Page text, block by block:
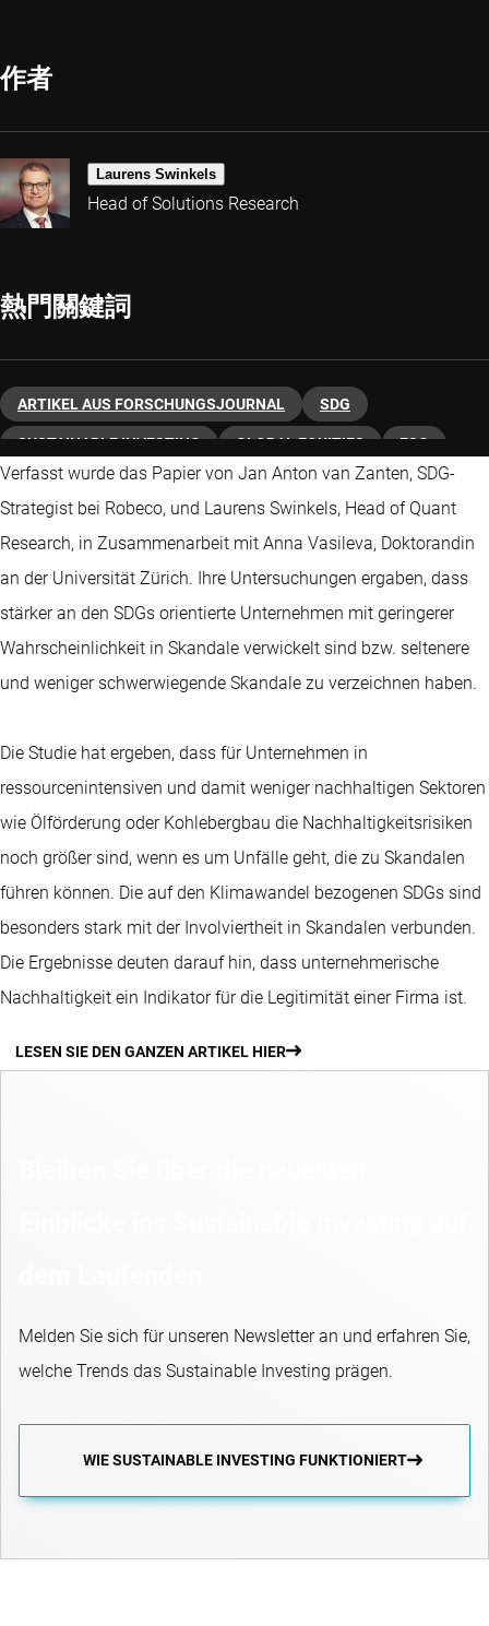
作者
Laurens Swinkels
Head of Solutions Research
熱門關鍵詞
ARTIKEL AUS FORSCHUNGSJOURNAL SDG
SUSTAINABLE INVESTING GLOBAL EQUITIES ESG
Verfasst wurde das Papier von Jan Anton van Zanten, SDG-
Strategist bei Robeco, und Laurens Swinkels, Head of Quant
Research, in Zusammenarbeit mit Anna Vasileva, Doktorandin
an der Universität Zürich. Ihre Untersuchungen ergaben, dass
stärker an den SDGs orientierte Unternehmen mit geringerer
Wahrscheinlichkeit in Skandale verwickelt sind bzw. seltenere
und weniger schwerwiegende Skandale zu verzeichnen haben.
Die Studie hat ergeben, dass für Unternehmen in
ressourcenintensiven und damit weniger nachhaltigen Sektoren
wie Ölförderung oder Kohlebergbau die Nachhaltigkeitsrisiken
noch größer sind, wenn es um Unfälle geht, die zu Skandalen
führen können. Die auf den Klimawandel bezogenen SDGs sind
besonders stark mit der Involviertheit in Skandalen verbunden.
Die Ergebnisse deuten darauf hin, dass unternehmerische
Nachhaltigkeit ein Indikator für die Legitimität einer Firma ist.
LESEN SIE DEN GANZEN ARTIKEL HIER
Melden Sie sich für unseren Newsletter an und erfahren Sie,
welche Trends das Sustainable Investing prägen.
WIE SUSTAINABLE INVESTING FUNKTIONIERT